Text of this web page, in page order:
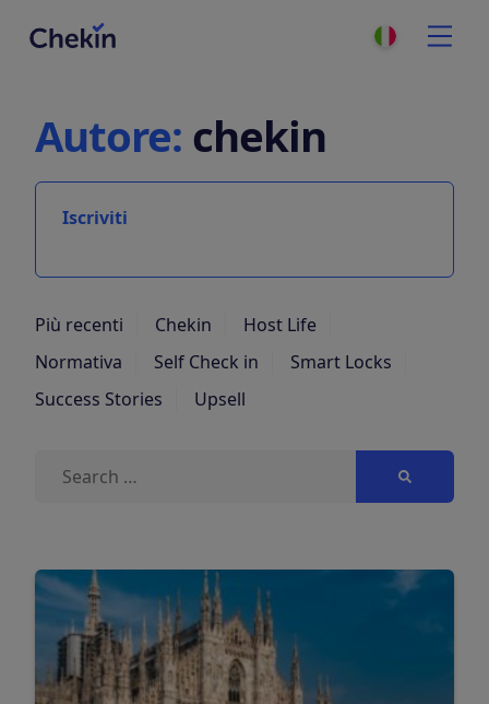
Autore: chekin
Iscriviti
Più recenti Chekin
Host Life
Normativa
Self Check in
Smart Locks
Success Stories
Upsell